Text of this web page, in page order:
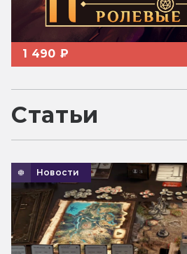
1 490 ₽
Статьи
Новости